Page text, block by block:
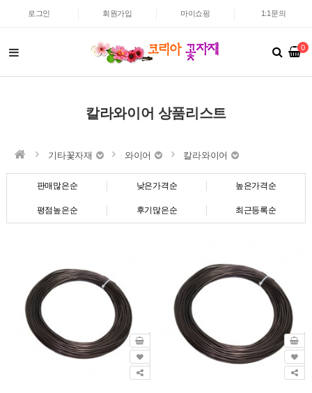
로그인 회원가입 마이쇼핑 1:1문의
0
칼라와이어 상품리스트
기타꽃자재 와이어 칼라와이어
판매많은순 낮은가격순 높은가격순
평점높은순 후기많은순 최근등록순